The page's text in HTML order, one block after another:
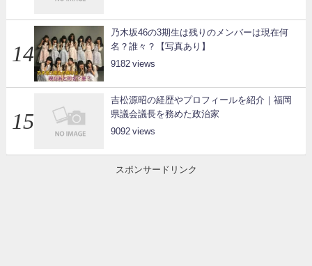
乃木坂46の3期生は残りのメンバーは現在何
名？誰々？【写真あり】
9182
吉松源昭の経歴やプロフィールを紹介｜福岡
県議会議長を務めた政治家
9092
スポンサードリンク